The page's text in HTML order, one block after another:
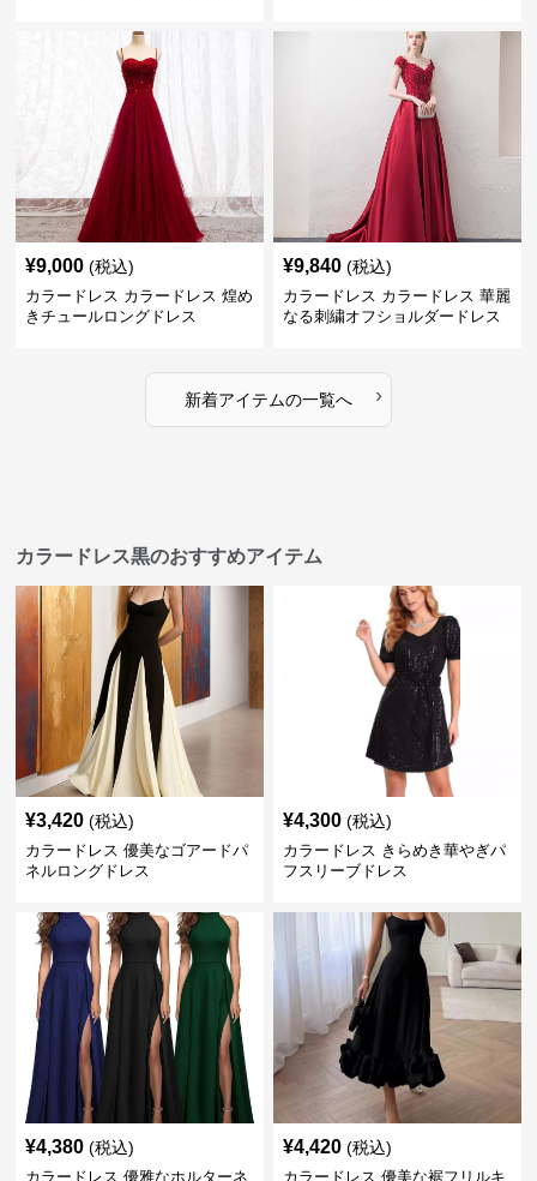
¥9,000 (税込)
カラードレス カラードレス 煌め
きチュールロングドレス
¥9,840 (税込)
カラードレス カラードレス 華麗
なる刺繍オフショルダードレス
新着アイテムの一覧へ ›
カラードレス黒のおすすめアイテム
¥3,420 (税込)
カラードレス 優美なゴアードパ
ネルロングドレス
¥4,300 (税込)
カラードレス きらめき華やぎパ
フスリーブドレス
¥4,380 (税込)
カラードレス 優雅なホルターネ
¥4,420 (税込)
カラードレス 優美な裾フリルキ